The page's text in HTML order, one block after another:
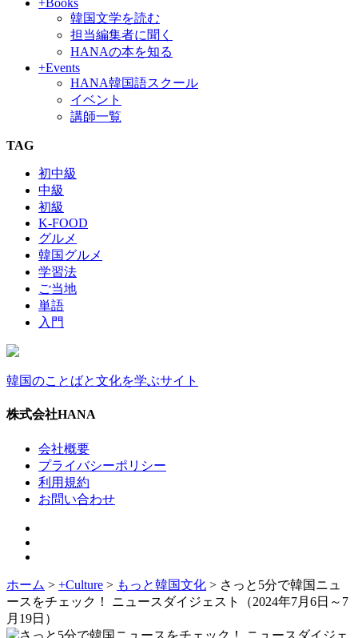
+Books
韓国文学を読む
担当編集者に聞く
HANAの本を知る
+Events
HANA韓国語スクール
イベント
講師一覧
TAG
初中級
中級
初級
K-FOOD
グルメ
韓国グルメ
学習法
ご当地
単語
入門
韓国のことばと文化を学ぶサイト
株式会社HANA
会社概要
プライバシーポリシー
利用規約
お問い合わせ
ホーム > +Culture > もっと韓国文化 > さっと5分で韓国ニュ
ースをチェック！ ニュースダイジェスト（2024年7月6日～7
月19日）